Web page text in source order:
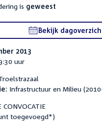
is geweest
Bekijk
2013
uur
Infrastructuur en Milieu
CONVOCATIE
toegevoegd*)